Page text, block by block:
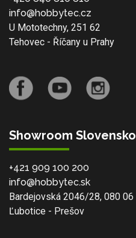
info@hobbytec.cz
U Mototechny, 251 62
Tehovec - Říčany u Prahy
Showroom Slovensko
+421 909 100 200
info@hobbytec.sk
Bardejovská 2046/28, 080 06
Ľubotice - Prešov